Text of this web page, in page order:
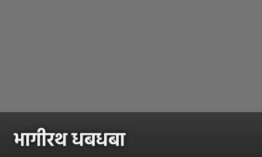
भागीरथ धबधबा